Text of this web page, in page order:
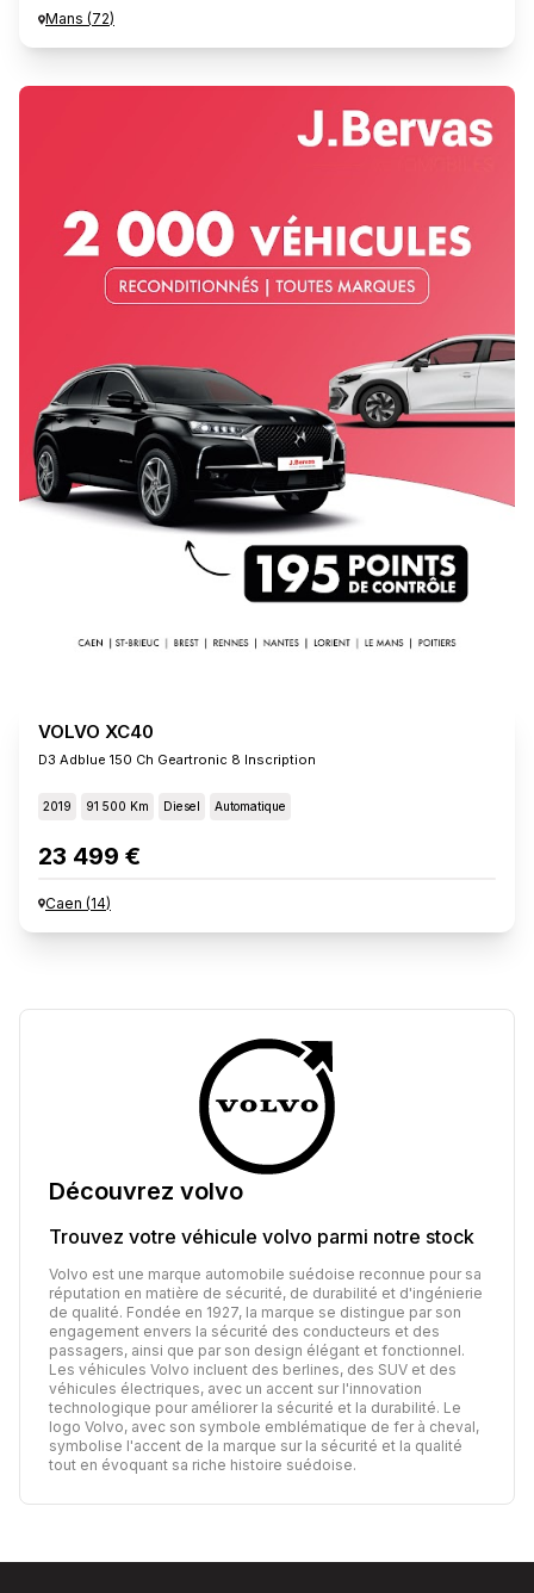
Mans (72)
VOLVO XC40
D3 Adblue 150 Ch Geartronic 8 Inscription
2019 91 500 Km Diesel Automatique
23 499 €
Caen (14)
Découvrez volvo
Trouvez votre véhicule volvo parmi notre stock
Volvo est une marque automobile suédoise reconnue pour sa
réputation en matière de sécurité, de durabilité et d'ingénierie
de qualité. Fondée en 1927, la marque se distingue par son
engagement envers la sécurité des conducteurs et des
passagers, ainsi que par son design élégant et fonctionnel.
Les véhicules Volvo incluent des berlines, des SUV et des
véhicules électriques, avec un accent sur l'innovation
technologique pour améliorer la sécurité et la durabilité. Le
logo Volvo, avec son symbole emblématique de fer à cheval,
symbolise l'accent de la marque sur la sécurité et la qualité
tout en évoquant sa riche histoire suédoise.